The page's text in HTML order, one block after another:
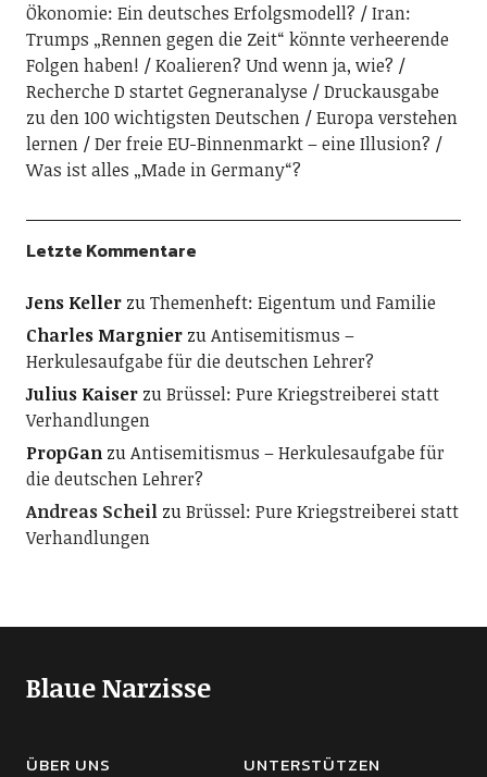
Ökonomie: Ein deutsches Erfolgsmodell?
Iran:
Trumps „Rennen gegen die Zeit“ könnte verheerende
Folgen haben!
Koalieren? Und wenn ja, wie?
Recherche D startet Gegneranalyse
Druckausgabe
zu den 100 wichtigsten Deutschen
Europa verstehen
lernen
Der freie EU-Binnenmarkt – eine Illusion?
Was ist alles „Made in Germany“?
Letzte Kommentare
Jens KellerzuThemenheft: Eigentum und Familie
Charles MargnierzuAntisemitismus –
Herkulesaufgabe für die deutschen Lehrer?
Julius KaiserzuBrüssel: Pure Kriegstreiberei statt
Verhandlungen
PropGanzuAntisemitismus – Herkulesaufgabe für
die deutschen Lehrer?
Andreas ScheilzuBrüssel: Pure Kriegstreiberei statt
Verhandlungen
Blaue Narzisse
ÜBER UNS UNTERSTÜTZEN